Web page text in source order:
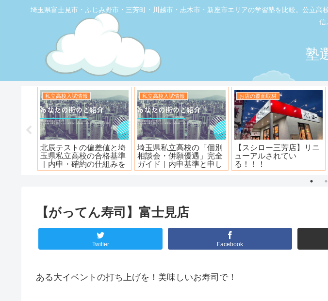
埼玉県富士見市・ふじみ野市・三芳町・川越市・志木市・新座市エリアの学習塾を比較。公立
信
塾
お店の覆面取材
【トナリエふじみ野】ワ
ンダーステーキ🥩😋
お店の覆面取材
【新座】日曜ロピア寿司
お店の覆面取材
大衆焼肉ホール ニュー宝
島
【がってん寿司】富士見店
Twitter Facebook
ある大イベントの打ち上げを！美味しいお寿司で！